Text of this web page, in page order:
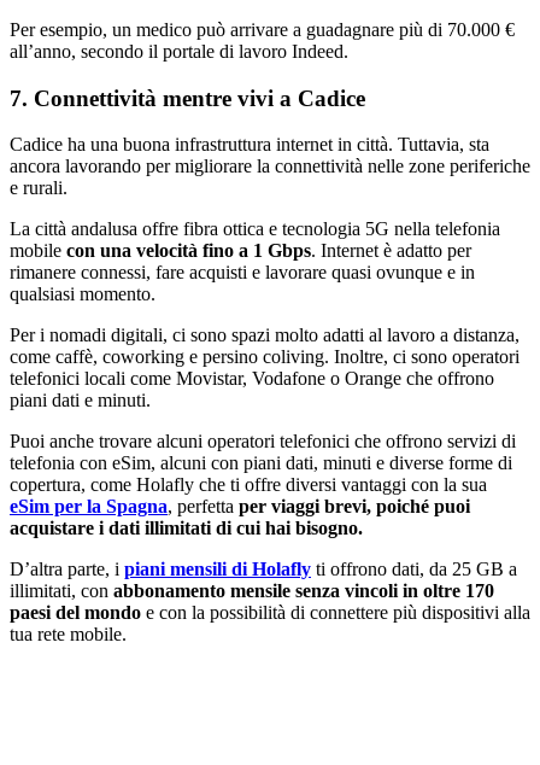
Per esempio, un medico può arrivare a guadagnare più di 70.000 €
all’anno, secondo il portale di lavoro Indeed.
7. Connettività mentre vivi a Cadice
Cadice ha una buona infrastruttura internet in città. Tuttavia, sta
ancora lavorando per migliorare la connettività nelle zone periferiche
e rurali.
La città andalusa offre fibra ottica e tecnologia 5G nella telefonia
mobile con una velocità fino a 1 Gbps. Internet è adatto per
rimanere connessi, fare acquisti e lavorare quasi ovunque e in
qualsiasi momento.
Per i nomadi digitali, ci sono spazi molto adatti al lavoro a distanza,
come caffè, coworking e persino coliving. Inoltre, ci sono operatori
telefonici locali come Movistar, Vodafone o Orange che offrono
piani dati e minuti.
Puoi anche trovare alcuni operatori telefonici che offrono servizi di
telefonia con eSim, alcuni con piani dati, minuti e diverse forme di
copertura, come Holafly che ti offre diversi vantaggi con la sua
eSim per la Spagna, perfetta per viaggi brevi, poiché puoi
acquistare i dati illimitati di cui hai bisogno.
D’altra parte, i piani mensili di Holafly ti offrono dati, da 25 GB a
illimitati, con abbonamento mensile senza vincoli in oltre 170
paesi del mondo e con la possibilità di connettere più dispositivi alla
tua rete mobile.